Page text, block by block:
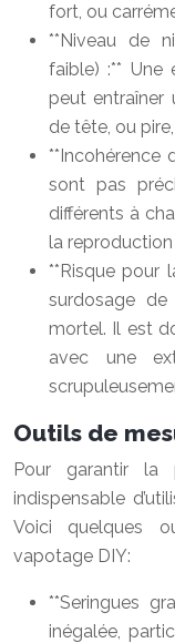
fort, ou
**Niveau de
faible) :** Une
peut entraîner
de tête, ou
**Incohérence
sont pas
différents à
la
**Risque pour
surdosage
mortel. Il est
avec une
Outils de
Pour garantir la
indispensable
Voici quelques
vapotage DIY:
**Seringues
inégalée,